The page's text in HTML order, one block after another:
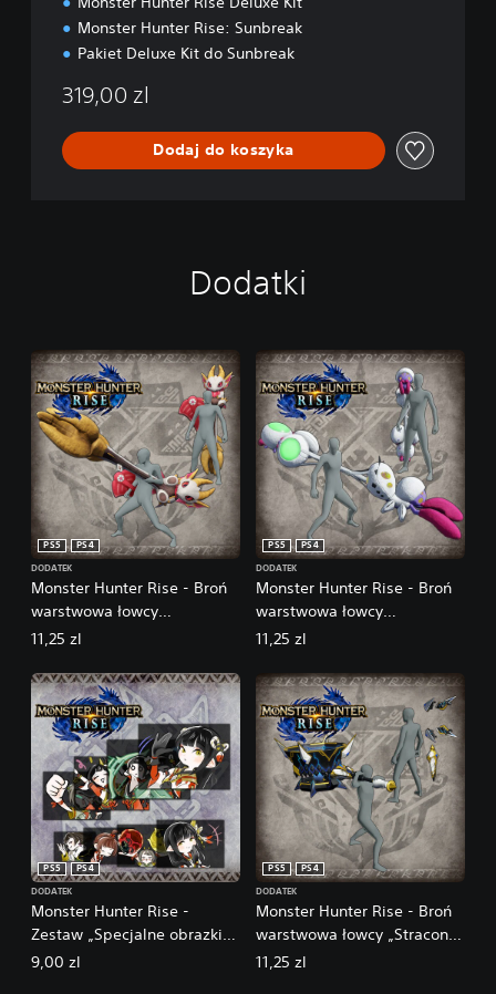
Monster Hunter Rise: Sunbreak
Pakiet Deluxe Kit do Sunbreak
319,00 zl
Dodaj do koszyka
Dodatki
Monster Hunter Rise - Broń
warstwowa łowcy
„Wypchany Malzeno” (lanca)
PS5
PS4
DODATEK
11,25 zl
Monster Hunter Rise - Broń
warstwowa łowcy
„Wypchany Rakna-Kadaki”
PS5
PS4
DODATEK
11,25 zl
Monster Hunter Rise -
Zestaw „Specjalne obrazki
4”
PS5
PS4
DODATEK
9,00 zl
Monster Hunter Rise - Broń
warstwowa łowcy „Stracony
kod: Alos” (róg łowiecki)
PS5
PS4
DODATEK
11,25 zl